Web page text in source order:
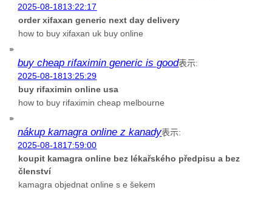
2025-08-1813:22:17
order xifaxan generic next day delivery
how to buy xifaxan uk buy online
buy cheap rifaximin generic is good表示:
2025-08-1813:25:29
buy rifaximin online usa
how to buy rifaximin cheap melbourne
nákup kamagra online z kanady表示:
2025-08-1817:59:00
koupit kamagra online bez lékařského předpisu a bez
členství
kamagra objednat online s e šekem